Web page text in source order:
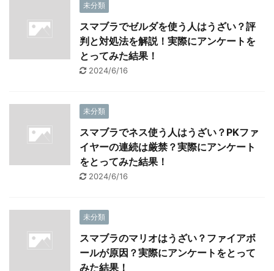
未分類
スマブラでゼルダを使う人はうざい？評
判と対処法を解説！実際にアンケートを
とってみた結果！
2024/6/16
未分類
スマブラでネス使う人はうざい？PKファ
イヤーの連続は厳禁？実際にアンケート
をとってみた結果！
2024/6/16
未分類
スマブラのマリオはうざい？ファイアボ
ールが原因？実際にアンケートをとって
みた結果！